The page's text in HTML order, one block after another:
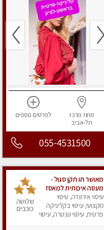
מחוז מרכז
תל-אביב
לפרטים נוספים
055-4531500
מאושר תו תקן סגול -
מעסה איכותית למאסז
מקצועי ומפנק לכל שרירי
הגוף
עיסוי אירוודה, עיסוי
מקצועי, עיסוי בקליניקה
פרטית, עיסוי טנטרה, עיסוי
שלושה
כוכבים